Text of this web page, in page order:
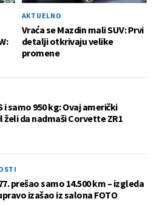
AKTUELNO
Vraća se Mazdin mali SUV: Prvi
detalji otkrivaju velike
promene
i samo 950 kg: Ovaj američki
da nadmaši Corvette ZR1
prešao samo 14.500 km – izgleda
izašao iz salona FOTO